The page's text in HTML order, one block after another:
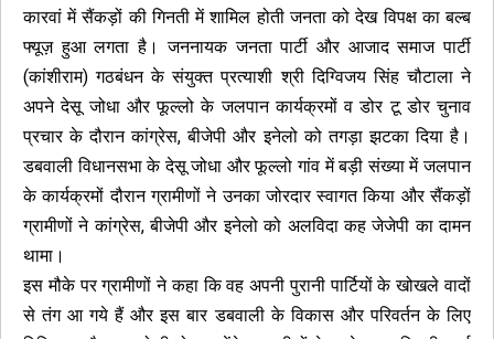
कारवां में सैंकड़ों की गिनती में शामिल होती जनता को देख विपक्ष का बल्ब
फ्यूज़ हुआ लगता है। जननायक जनता पार्टी और आजाद समाज पार्टी
(कांशीराम) गठबंधन के संयुक्त प्रत्याशी श्री दिग्विजय सिंह चौटाला ने
अपने देसू जोधा और फूल्लो के जलपान कार्यक्रमों व डोर टू डोर चुनाव
प्रचार के दौरान कांग्रेस, बीजेपी और इनेलो को तगड़ा झटका दिया है।
डबवाली विधानसभा के देसू जोधा और फूल्लो गांव में बड़ी संख्या में जलपान
के कार्यक्रमों दौरान ग्रामीणों ने उनका जोरदार स्वागत किया और सैंकड़ों
ग्रामीणों ने कांग्रेस, बीजेपी और इनेलो को अलविदा कह जेजेपी का दामन
थामा।
इस मौके पर ग्रामीणों ने कहा कि वह अपनी पुरानी पार्टियों के खोखले वादों
से तंग आ गये हैं और इस बार डबवाली के विकास और परिवर्तन के लिए